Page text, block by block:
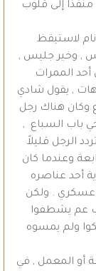
إلى قلوب
لاستيقظ
, وخير جليس ,
الممرات
هات , يقول شادي
وكان هناك رجل
باب السباع ,
الرجل قليلاً
وعندما كان
أحد عناصره
عسكري . ولكن
عم يشطفوا
ولم يمسوه
أو المعمل , في